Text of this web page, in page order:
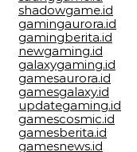
shadowgame.id
gamingaurora.id
gamingberita.id
newgaming.id
galaxygaming.id
gamesaurora.id
gamesgalaxy.id
updategaming.id
gamescosmic.id
gamesberita.id
gamesnews.id